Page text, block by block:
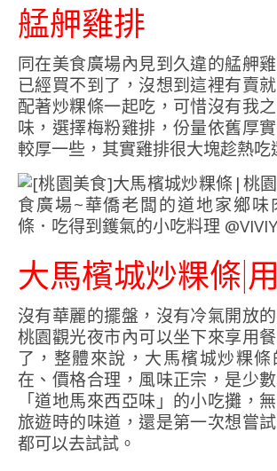
艋舺雞排
同在美食廣場內見到久違的艋舺
已經買不到了，沒想到這裡有賣
配著炒粿條一起吃，可惜沒有我
味，選擇梅粉雞排，份量依舊厚
較厚一些，其實雞排很大塊趁熱吃
大馬檳城炒粿條|
沒有華麗的擺盤，沒有冷氣開放
桃園觀光夜市內可以坐下來享用
了，整體來說，大馬檳城炒粿
在、價格合理，風味正宗，是少
「道地馬來西亞味」的小吃攤，
旅遊時的味道，還是第一次想嘗
都可以去試試。